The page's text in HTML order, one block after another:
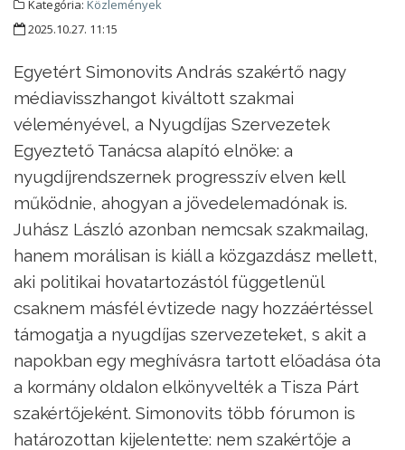
Kategória: Közlemények
2025.10.27. 11:15
Egyetért Simonovits András szakértő nagy
médiavisszhangot kiváltott szakmai
véleményével, a Nyugdíjas Szervezetek
Egyeztető Tanácsa alapító elnöke: a
nyugdíjrendszernek progresszív elven kell
működnie, ahogyan a jövedelemadónak is.
Juhász László azonban nemcsak szakmailag,
hanem morálisan is kiáll a közgazdász mellett,
aki politikai hovatartozástól függetlenül
csaknem másfél évtizede nagy hozzáértéssel
támogatja a nyugdíjas szervezeteket, s akit a
napokban egy meghívásra tartott előadása óta
a kormány oldalon elkönyvelték a Tisza Párt
szakértőjeként. Simonovits több fórumon is
határozottan kijelentette: nem szakértője a